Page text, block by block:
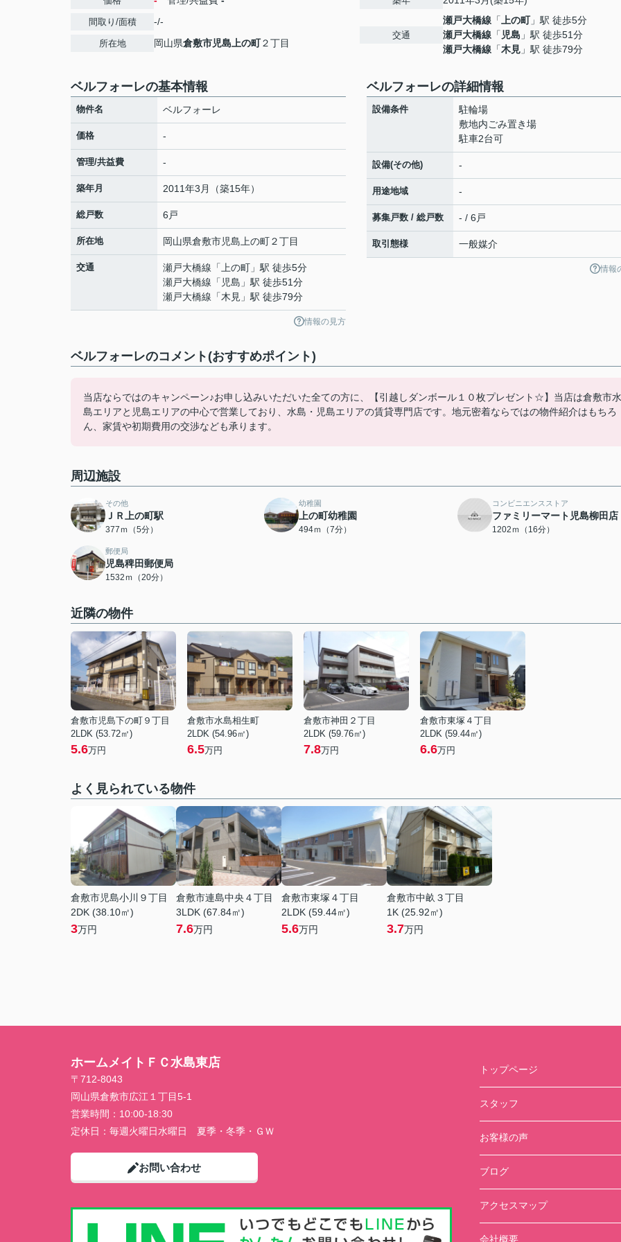
間取り/面積 -/-
所在地 岡山県倉敷市児島上の町２丁目
交通
瀬戸大橋線 「 上の町」駅 徒歩5分
瀬戸大橋線 「 児島 」駅 徒歩51分
瀬戸大橋線 「木見 」駅 徒歩79分
ベルフォーレの基本情報
物件名 ベルフォーレ
価格 -
管理/共益費 -
築年月 2011年3月（築15年）
総戸数 6戸
所在地 岡山県倉敷市児島上の町２丁目
交通 瀬戸大橋線 「 上の町 」駅 徒歩5分
瀬戸大橋線 「 児島 」駅 徒歩51分
瀬戸大橋線 「木見 」駅 徒歩79分
情報の見方
ベルフォーレの詳細情報
設備条件
駐輪場
敷地内ごみ置き場
駐車2台可
設備(その他) -
用途地域 -
募集戸数 / 総戸数 - / 6戸
取引態様 一般媒介
情報
ベルフォーレのコメント(おすすめポイント)
当店ならではのキャンペーン♪お申し込みいただいた全ての方に、【引越しダンボール１０枚プレゼント☆】当店は倉敷市水
島エリアと児島エリアの中心で営業しており、水島・児島エリアの賃貸専門店です。地元密着ならではの物件紹介はもちろ
ん、家賃や初期費用の交渉なども承ります。
周辺施設
その他
ＪＲ上の町駅
377ｍ（5分）
幼稚園
上の町幼稚園
494ｍ（7分）
コンビニエンスストア
ファミリーマート児島柳田店
1202ｍ（16分）
郵便局
児島稗田郵便局
1532ｍ（20分）
近隣の物件
倉敷市児島下の町９丁目
2LDK (53.72㎡)
5.6万円
倉敷市水島相生町
2LDK (54.96㎡)
6.5万円
倉敷市神田２丁目
2LDK (59.76㎡)
7.8万円
倉敷市東塚４丁目
2LDK (59.44㎡)
6.6万円
よく見られている物件
倉敷市児島小川９丁目
2DK (38.10㎡)
3万円
倉敷市連島中央４丁目
3LDK (67.84㎡)
7.6万円
倉敷市東塚４丁目
2LDK (59.44㎡)
5.6万円
倉敷市中畝３丁目
1K (25.92㎡)
3.7万円
ホームメイトＦＣ水島東店
〒712-8043
岡山県倉敷市広江１丁目5-1
営業時間： 10:00-18:30
定休日： 毎週火曜日水曜日 夏季・冬季・ＧＷ
お問い合わせ
トップページ
スタッフ
お客様の声
ブログ
アクセスマップ
会社概要